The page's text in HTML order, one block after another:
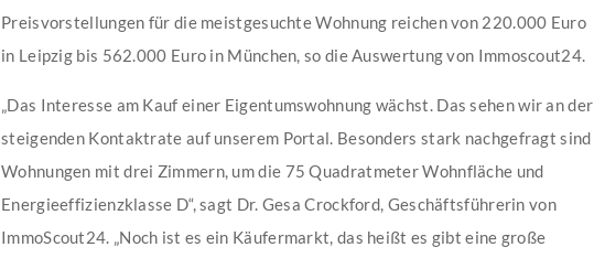
Preisvorstellungen für die meistgesuchte Wohnung reichen von 220.000 Euro
in Leipzig bis 562.000 Euro in München, so die Auswertung von Immoscout24.
„Das Interesse am Kauf einer Eigentumswohnung wächst. Das sehen wir an der
steigenden Kontaktrate auf unserem Portal. Besonders stark nachgefragt sind
Wohnungen mit drei Zimmern, um die 75 Quadratmeter Wohnfläche und
Energieeffizienzklasse D“, sagt Dr. Gesa Crockford, Geschäftsführerin von
ImmoScout24. „Noch ist es ein Käufermarkt, das heißt es gibt eine große